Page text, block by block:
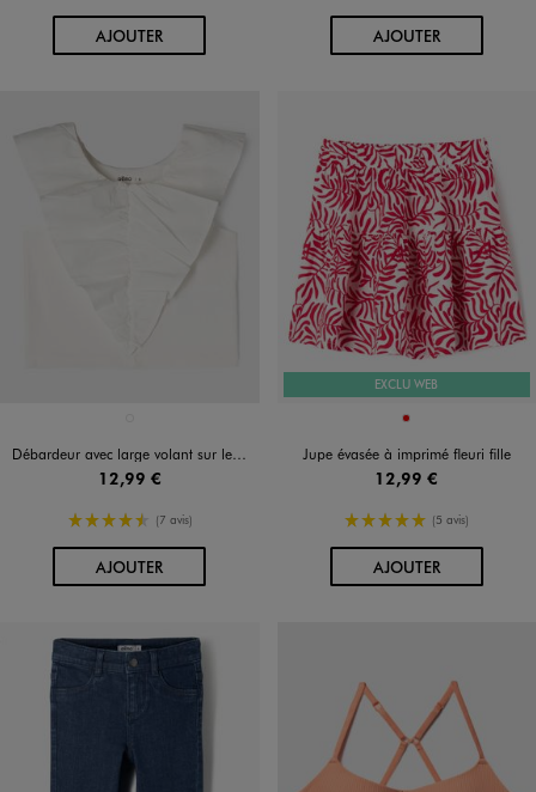
AJOUTERAU PANIER AJOUTERAU PANIER
Débardeur avec large volant sur le col fille
12,99 €
4.5/5 de moyenne
(7 avis)
AJOUTERAU PANIER
EXCLU WEB
Disponible en 1 coloris
ROUGE
Jupe évasée à imprimé fleuri fille
12,99 €
5/5 de moyenne
(5 avis)
AJOUTERAU PANIER